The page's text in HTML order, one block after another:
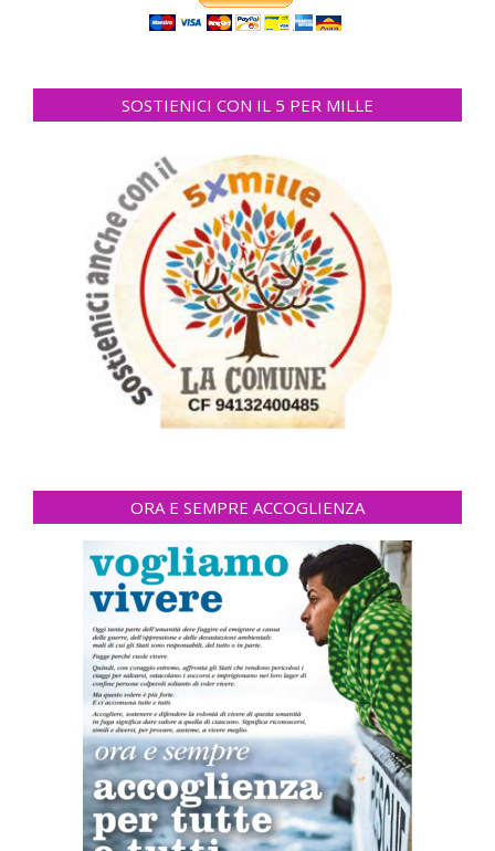
SOSTIENICI CON IL 5 PER MILLE
ORA E SEMPRE ACCOGLIENZA